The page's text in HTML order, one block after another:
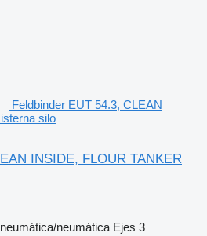
Feldbinder EUT 54.3, CLEAN
silo
INSIDE, FLOUR TANKER
neumática/neumática Ejes 3